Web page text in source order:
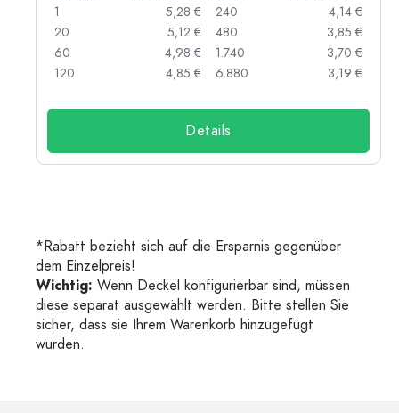
1
5,28 €
20
5,12 €
60
4,98 €
120
4,85 €
240
4,14 €
480
3,85 €
1.740
3,70 €
6.880
3,19 €
Details
*Rabatt bezieht sich auf die Ersparnis gegenüber
dem Einzelpreis!
Wichtig: Wenn Deckel konfigurierbar sind, müssen
diese separat ausgewählt werden. Bitte stellen Sie
sicher, dass sie Ihrem Warenkorb hinzugefügt
wurden.